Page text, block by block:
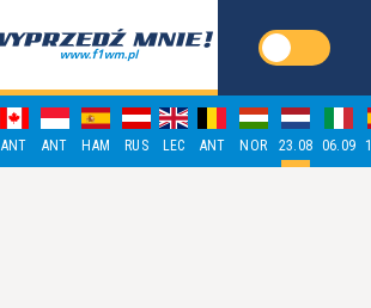
ANT ANT HAM RUS LEC ANT NOR 23.08 06.09